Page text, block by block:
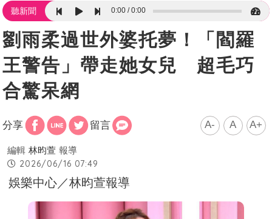
聽新聞 0:00 0:00
劉雨柔過世外婆托夢！「閻羅
王警告」帶走她女兒 超毛巧
合驚呆網
分享 留言 A- A A+
編輯 林昀萱 報導
2026/06/16 07:49
娛樂中心／林昀萱報導